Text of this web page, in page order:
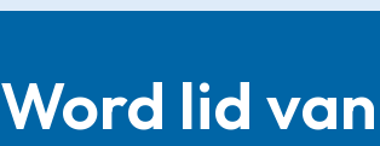
Word lid